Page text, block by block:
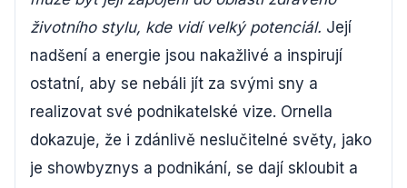
životního stylu, kde vidí velký potenciál. Její
nadšení a energie jsou nakažlivé a inspirují
ostatní, aby se nebáli jít za svými sny a
realizovat své podnikatelské vize. Ornella
dokazuje, že i zdánlivě neslučitelné světy, jako
je showbyznys a podnikání, se dají skloubit a